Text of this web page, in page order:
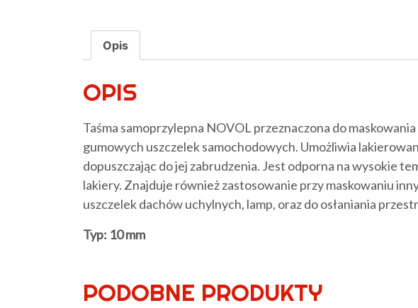
Opis
OPIS
Taśma samoprzylepna NOVOL przeznaczona do
gumowych uszczelek samochodowych. Umożliwia
dopuszczając do jej zabrudzenia. Jest odporna na wysokie
lakiery. Znajduje również zastosowanie przy maskowaniu
uszczelek dachów uchylnych, lamp, oraz do osłaniania
Typ: 10 mm
PODOBNE PRODUKTY